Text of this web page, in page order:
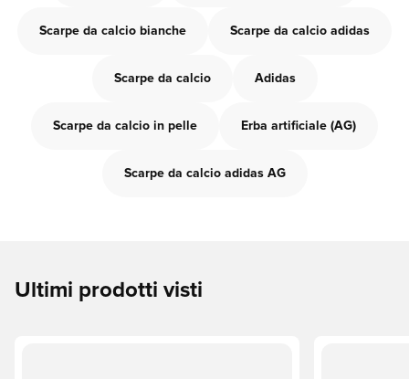
Scarpe da calcio bianche Scarpe da calcio adidas
Scarpe da calcio Adidas
Scarpe da calcio in pelle Erba artificiale (AG)
Scarpe da calcio adidas AG
Ultimi prodotti visti